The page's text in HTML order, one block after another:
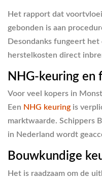
Het rapport dat
gebonden is aan
Desondanks fungeert
herstelkosten direct
NHG-keuring en
Voor veel kopers in
Een NHG keuring is
marktwaarde. Schippers
in Nederland wordt
Bouwkundige
Het is raadzaam om de